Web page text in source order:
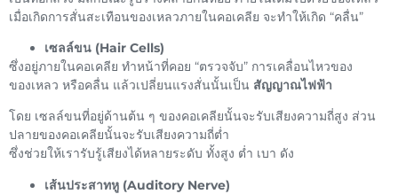
เมื่อเกิดการสั่นสะเทือนของเหลวภายในคอเคลีย จะทำให้เกิด “คลื่น”
เซลล์ขน (Hair Cells)
ซึ่งอยู่ภายในคอเคลีย ทำหน้าที่คอย “ตรวจจับ” การเคลื่อนไหวของ
ของเหลว หรือคลื่น แล้วเปลี่ยนแรงสั่นนั้นเป็น สัญญาณไฟฟ้า
โดย เซลล์ขนที่อยู่ด้านต้น ๆ ของคอเคลียนั้นจะรับเสียงความถี่สูง ส่วน
ปลายของคอเคลียนั้นจะรับเสียงความถี่ต่ำ
ซึ่งช่วยให้เรารับรู้เสียงได้หลายระดับ ทั้งสูง ต่ำ เบา ดัง
เส้นประสาทหู (Auditory Nerve)